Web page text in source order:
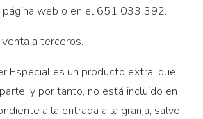
página web o en el 651 033 392.
a terceros.
Especial es un producto extra, que
y por tanto, no está incluido en
a la entrada a la granja, salvo